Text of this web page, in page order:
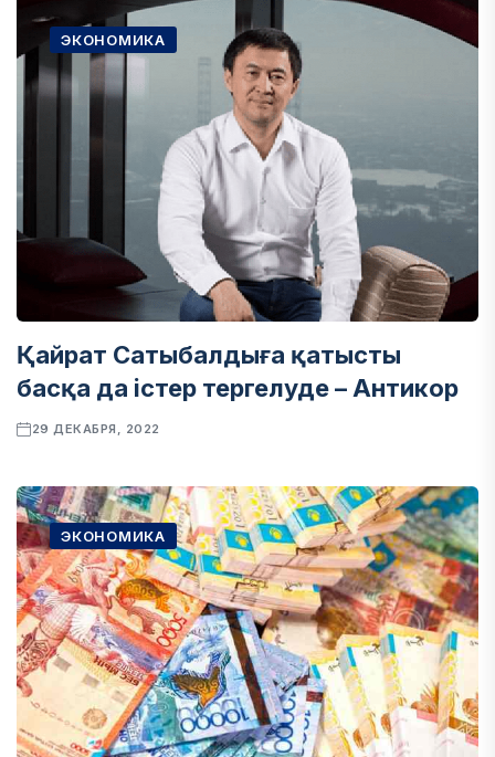
ЭКОНОМИКА
Қайрат Сатыбалдыға қатысты
басқа да істер тергелуде – Антикор
29 ДЕКАБРЯ, 2022
ЭКОНОМИКА